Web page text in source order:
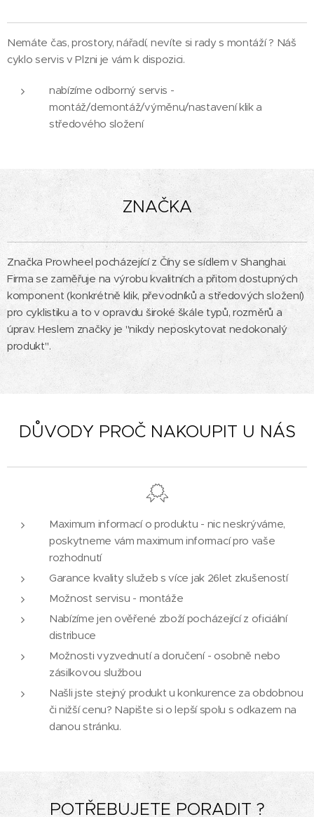
Nemáte čas, prostory, nářadí, nevíte si rady s montáží ? Náš
cyklo servis v Plzni je vám k dispozici.
nabízíme odborný servis -
montáž/demontáž/výměnu/nastavení klik a
středového složení
ZNAČKA
Značka Prowheel pocházející z Číny se sídlem v Shanghai.
Firma se zaměřuje na výrobu kvalitních a přitom dostupných
komponent (konkrétně klik, převodníků a středových složení)
pro cyklistiku a to v opravdu široké škále typů, rozměrů a
úprav. Heslem značky je "nikdy neposkytovat nedokonalý
produkt".
DŮVODY PROČ NAKOUPIT U NÁS
Maximum informací o produktu - nic neskrýváme,
poskytneme vám maximum informací pro vaše
rozhodnutí
Garance kvality služeb s více jak 26let zkušeností
Možnost servisu - montáže
Nabízíme jen ověřené zboží pocházející z oficiální
distribuce
Možnosti vyzvednutí a doručení - osobně nebo
zásilkovou službou
Našli jste stejný produkt u konkurence za obdobnou
či nižší cenu? Napište si o lepší spolu s odkazem na
danou stránku.
POTŘEBUJETE PORADIT ?